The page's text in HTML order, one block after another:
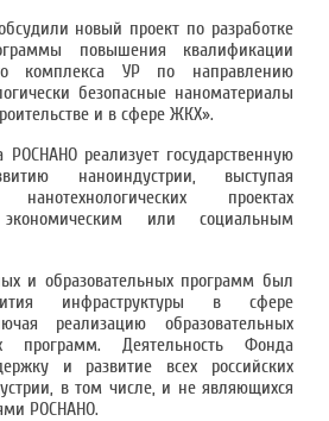
новый проект по разработке
повышения квалификации
комплекса УР по направлению
безопасные наноматериалы
и в сфере ЖКХ».
реализует государственную
наноиндустрии, выступая
проектах
или социальным
и образовательных программ был
инфраструктуры в сфере
реализацию образовательных
программ. Деятельность Фонда
и развитие всех российских
в том числе, и не являющихся
РОСНАНО.